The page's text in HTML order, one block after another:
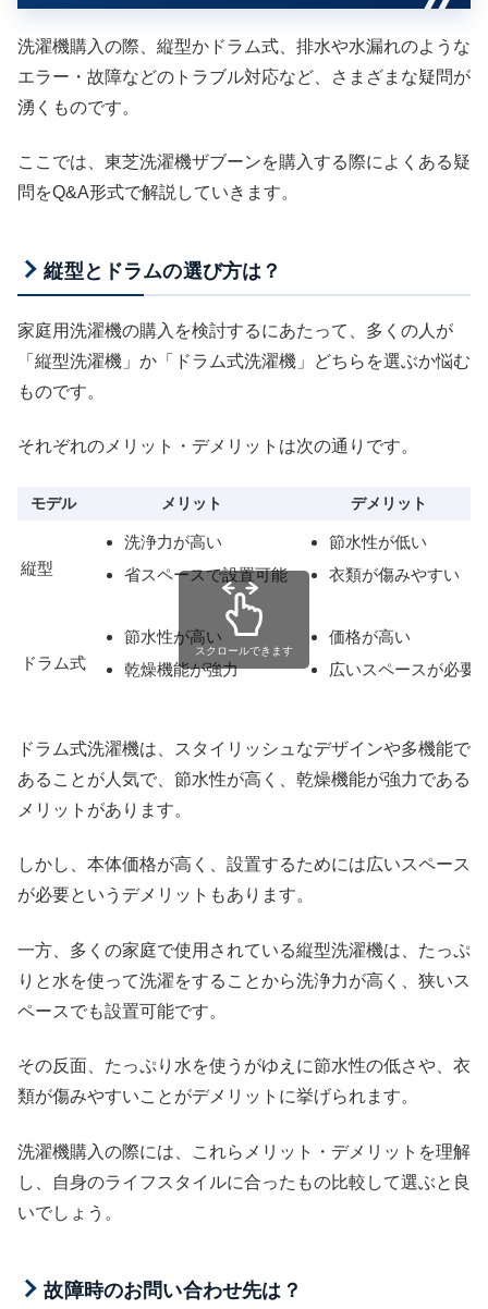
洗濯機購入の際、縦型かドラム式、排水や水漏れのような
エラー・故障などのトラブル対応など、さまざまな疑問が
湧くものです。
ここでは、東芝洗濯機ザブーンを購入する際によくある疑
問をQ&A形式で解説していきます。
縦型とドラムの選び方は？
家庭用洗濯機の購入を検討するにあたって、多くの人が
「縦型洗濯機」か「ドラム式洗濯機」どちらを選ぶか悩む
ものです。
それぞれのメリット・デメリットは次の通りです。
モデル メリット デメリット
縦型
洗浄力が高い
省スペースで設置可能
節水性が低い
衣類が傷みやすい
ドラム式
節水性が高い
乾燥機能が強力
価格が高い
広いスペースが必要
スクロールできます
ドラム式洗濯機は、スタイリッシュなデザインや多機能で
あることが人気で、節水性が高く、乾燥機能が強力である
メリットがあります。
しかし、本体価格が高く、設置するためには広いスペース
が必要というデメリットもあります。
一方、多くの家庭で使用されている縦型洗濯機は、たっぷ
りと水を使って洗濯をすることから洗浄力が高く、狭いス
ペースでも設置可能です。
その反面、たっぷり水を使うがゆえに節水性の低さや、衣
類が傷みやすいことがデメリットに挙げられます。
洗濯機購入の際には、これらメリット・デメリットを理解
し、自身のライフスタイルに合ったもの比較して選ぶと良
いでしょう。
故障時のお問い合わせ先は？